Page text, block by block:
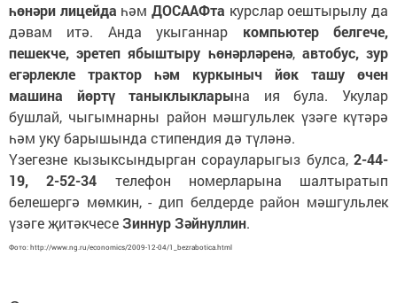
һөнәри лицейда һәмДОСААФта курслар оештырылу да
дәвам итә. Анда укыганнар компьютер белгече,
пешекче, эретеп ябыштыру һөнәрләренә, автобус, зур
егәрлекле трактор һәм куркыныч йөк ташу өчен
машина йөртү таныклыкларына ия була. Укулар
бушлай, чыгымнарны район мәшгульлек үзәге күтәрә
һәм уку барышында стипендия дә түләнә.
Үзегезне кызыксындырган сорауларыгыз булса, 2-44-
19, 2-52-34 телефон номерларына шалтыратып
белешергә мөмкин, - дип белдерде район мәшгульлек
үзәге җитәкчесеЗиннур Зәйнуллин.
Фото: http://www.ng.ru/economics/2009-12-04/1_bezrabotica.html